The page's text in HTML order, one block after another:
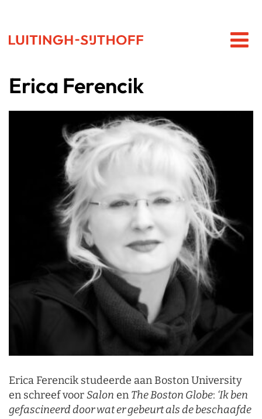
Erica Ferencik
Erica Ferencik studeerde aan Boston University
en schreef voorSalon en The Boston Globe: ‘Ik ben
gefascineerddoor wat er gebeurt als de beschaafde